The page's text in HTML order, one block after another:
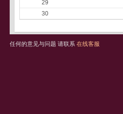
29
30
任何的意见与问题 请联系 在线客服